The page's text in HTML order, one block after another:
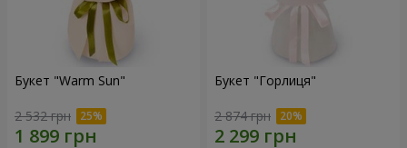
Букет "Warm Sun"
2 532 грн
Букет "Горлиця"
2 874 грн